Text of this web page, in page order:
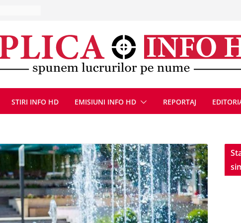
la Uricani.
parapet
din
STIRI INFO HD EMISIUNI INFO HD REPORTAJ